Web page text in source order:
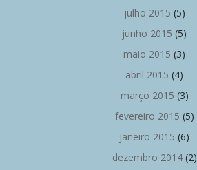
julho 2015 (5)
junho 2015 (5)
maio 2015 (3)
abril 2015 (4)
março 2015 (3)
fevereiro 2015 (5)
janeiro 2015 (6)
dezembro 2014(2)